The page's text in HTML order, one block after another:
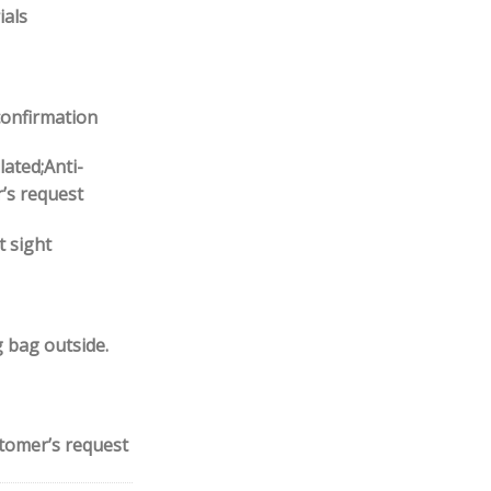
request
sight
bag outside.
request